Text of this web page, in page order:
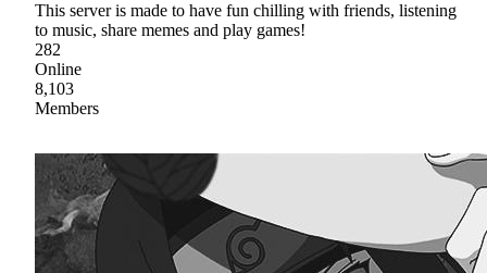
This server is made to have fun chilling with friends, listening
to music, share memes and play games!
282
Online
8,103
Members